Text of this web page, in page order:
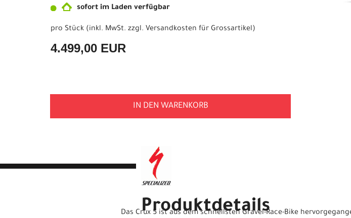
sofort im Laden verfügbar
pro Stück (inkl. MwSt. zzgl. Versandkosten für Grossartikel)
4.499,00 EUR
IN DEN WARENKORB
Produktdetails
Das Crux 5 ist aus dem schnellsten Gravel-Race-Bike